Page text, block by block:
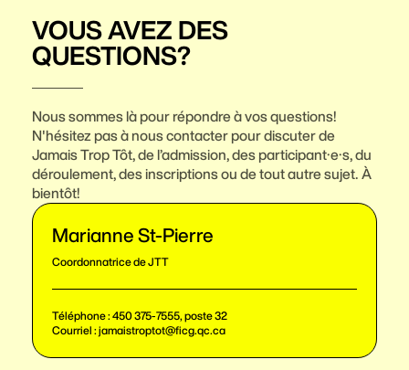
VOUS AVEZ DES
QUESTIONS?
Nous sommes là pour répondre à vos questions!
N'hésitez pas à nous contacter pour discuter de
Jamais Trop Tôt, de l’admission, des participant·e·s, du
déroulement, des inscriptions ou de tout autre sujet. À
bientôt!
Marianne St-Pierre
Coordonnatrice de JTT
Téléphone : 450 375-7555, poste 32
Courriel : jamaistroptot@ficg.qc.ca